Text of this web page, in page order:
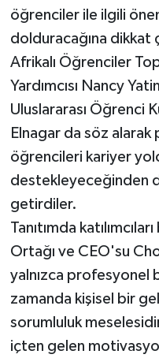
öğrenciler ile ilgili
dolduracağına dikkat
Afrikalı Öğrenciler
Yardımcısı Nancy
Uluslararası Öğrenci
Elnagar da söz alarak
öğrencileri kariyer
destekleyeceğinden
getirdiler.
Tanıtımda
Ortağı ve CEO'su
yalnızca profesyonel
zamanda kişisel bir
sorumluluk
içten gelen